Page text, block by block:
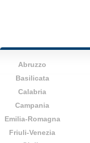
Abruzzo
Basilicata
Calabria
Campania
Emilia-Romagna
Friuli-Venezia